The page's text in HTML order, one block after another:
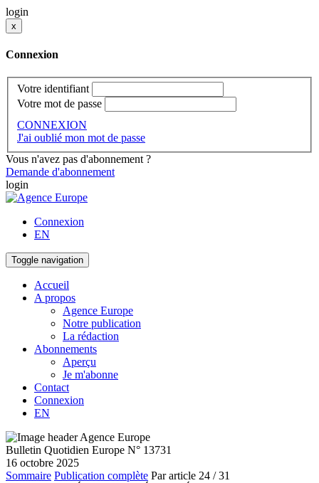
login
x
Connexion
Votre identifiant
Votre mot de passe
CONNEXION
J'ai oublié mon mot de passe
Vous n'avez pas d'abonnement ?
Demande d'abonnement
login
Connexion
EN
Toggle navigation
Accueil
A propos
Agence Europe
Notre publication
La rédaction
Abonnements
Aperçu
Je m'abonne
Contact
Connexion
EN
Bulletin Quotidien Europe N° 13731
16 octobre 2025
Sommaire Publication complète Par article 24 / 31